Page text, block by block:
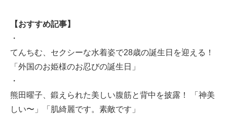
【おすすめ記事】
・
てんちむ、セクシーな水着姿で28歳の誕生日を迎える！
「外国のお姫様のお忍びの誕生日」
・
熊田曜子、鍛えられた美しい腹筋と背中を披露！ 「神美
しい〜」「肌綺麗です。素敵です」